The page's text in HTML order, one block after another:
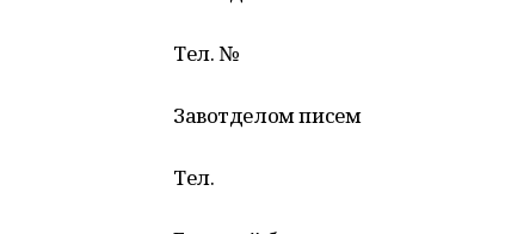
Тел. №
Завотделом писем
Тел.